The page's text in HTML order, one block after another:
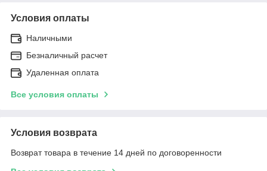
Условия оплаты
Наличными
Безналичный расчет
Удаленная оплата
Все условия оплаты
Условия возврата
Возврат товара в течение 14 дней по договоренности